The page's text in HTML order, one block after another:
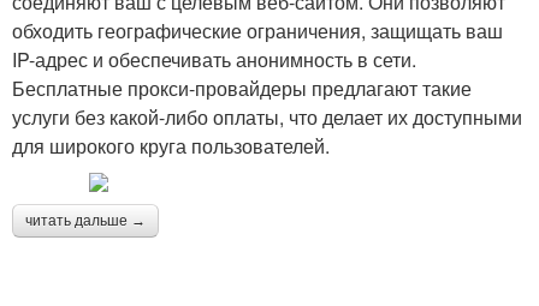
обходить географические ограничения, защищать ваш
IP-адрес и обеспечивать анонимность в сети.
Бесплатные прокси-провайдеры предлагают такие
услуги без какой-либо оплаты, что делает их доступными
для широкого круга пользователей.
читать дальше →